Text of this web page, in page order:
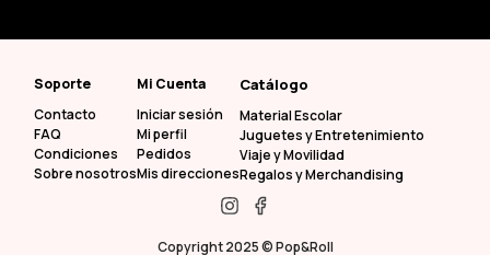
Soporte
Contacto
FAQ
Condiciones
Sobre nosotros
Mi Cuenta
Iniciar sesión
Mi perfil
Pedidos
Mis direcciones
Catálogo
Material Escolar
Juguetes y Entretenimiento
Viaje y Movilidad
Regalos y Merchandising
Copyright 2025 © Pop&Roll